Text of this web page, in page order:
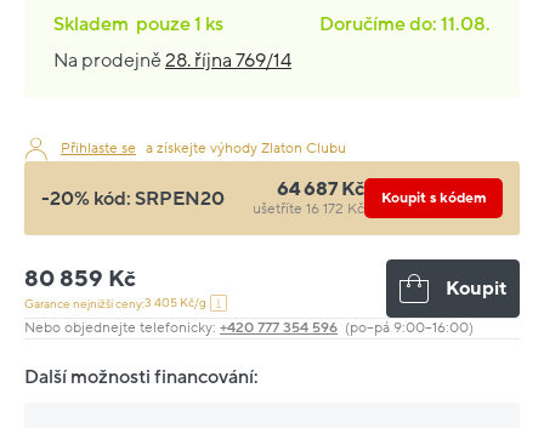
Skladem pouze1 ks
Doručíme do: 11.08.
Na prodejně28. října 769/14
Přihlaste se a získejte výhody Zlaton Clubu
-20% kód: SRPEN20 64 687 Kč
ušetříte 16 172 Kč
Koupit s kódem
80 859 Kč
Garance nejnižší ceny:3 405 Kč/g
Koupit
Nebo objednejte telefonicky: +420 777 354 596 (po–pá 9:00–16:00)
Další možnosti financování: